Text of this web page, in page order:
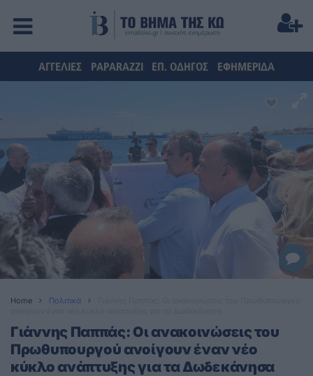
ΑΓΓΕΛΙΕΣ PAPARAZZI ΕΠ. ΟΔΗΓΟΣ ΕΦΗΜΕΡΙΔΑ
Home Πολιτικά
Γιάννης Παππάς: Οι ανακοινώσεις του
Πρωθυπουργού ανοίγουν έναν νέο
κύκλο ανάπτυξης για τα Δωδεκάνησα